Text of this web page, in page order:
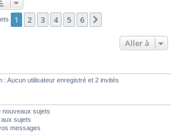
1 2 3 4 5 6
Aller à
Aucun utilisateur enregistré et 2 invités
nouveaux sujets
sujets
messages